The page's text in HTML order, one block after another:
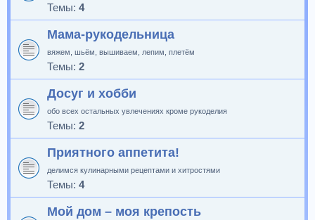
Темы: 4
Мама-рукодельница
вяжем, шьём, вышиваем, лепим, плетём
Темы: 2
Досуг и хобби
обо всех остальных увлечениях кроме рукоделия
Темы: 2
Приятного аппетита!
делимся кулинарными рецептами и хитростями
Темы: 4
Мой дом – моя крепость